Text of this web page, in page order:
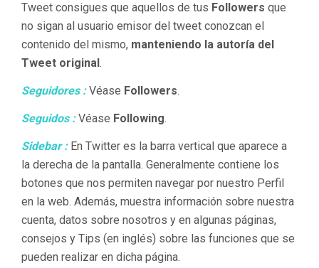
Tweet consigues que aquellos de tus Followers que
no sigan al usuario emisor del tweet conozcan el
contenido del mismo, manteniendo la autoría del
Tweet original .
Seguidores : Véase Followers.
Seguidos :Véase Following.
Sidebar :En Twitter es la barra vertical que aparece a
la derecha de la pantalla. Generalmente contiene los
botones que nos permiten navegar por nuestro Perfil
en la web. Además, muestra información sobre nuestra
cuenta, datos sobre nosotros y en algunas páginas,
consejos y Tips (en inglés) sobre las funciones que se
pueden realizar en dicha página.